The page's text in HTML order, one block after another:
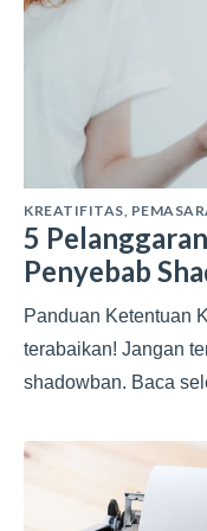
KREATIFITAS,
5
Penyebab
Panduan Ketentuan
terabaikan! Jangan
shadowban. Baca